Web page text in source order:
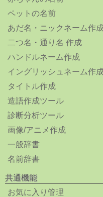
ペットの名前
あだ名・ニックネーム作
二つ名・通り名 作成
ハンドルネーム作成
イングリッシュネーム作
タイトル作成
造語作成ツール
診断分析ツール
画像/アニメ作成
一般辞書
名前辞書
共通機能
お気に入り管理